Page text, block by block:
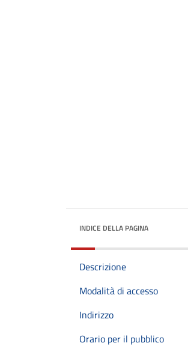
INDICE DELLA PAGINA
Descrizione
Modalità di accesso
Indirizzo
Orario per il pubblico